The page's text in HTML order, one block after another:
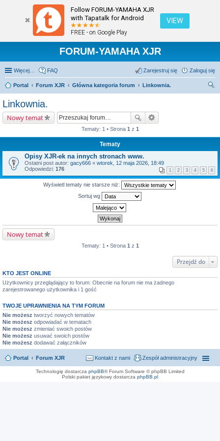
Follow FORUM-YAMAHA XJR
with Tapatalk for Android
FREE - on Google Play
VIEW
FORUM-YAMAHA XJR
Więcej… FAQ Zaloguj się
Zarejestruj się
Portal Forum XJR Główna kategoria forum
Linkownia.
Linkownia.
Nowy temat
Tematy: 1 • Strona 1 z 1
Tematy
Opisy XJR-ek na innych stronach www.
Ostatni post autor: gacy666 « wtorek, 12 maja 2026, 18:49
Odpowiedzi: 176 1 2 3 4 5 6
Wyświetl tematy nie starsze niż:
Sortuj wg
Nowy temat
Tematy: 1 • Strona 1 z 1
Przejdź do
KTO JEST ONLINE
Użytkownicy przeglądający to forum: Obecnie na forum nie ma żadnego
zarejestrowanego użytkownika i 1 gość
TWOJE UPRAWNIENIA NA TYM FORUM
Nie możesz tworzyć nowych tematów
Nie możesz odpowiadać w tematach
Nie możesz zmieniać swoich postów
Nie możesz usuwać swoich postów
Nie możesz dodawać załączników
Portal Forum XJR Zespół administracyjny
Kontakt z nami
Technologię dostarcza phpBB® Forum Software © phpBB Limited
Polski pakiet językowy dostarcza phpBB.pl